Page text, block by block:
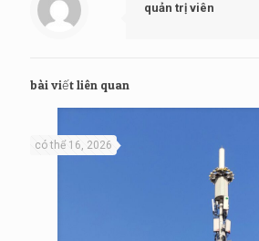
quản trị viên
bài viết liên quan
có thể 16, 2026